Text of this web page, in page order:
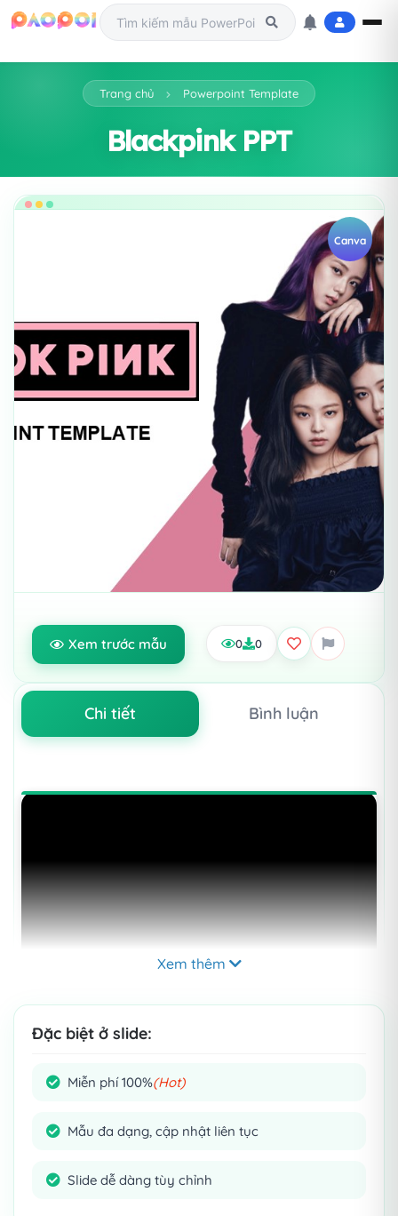
Trang chủ Powerpoint Template
Blackpink PPT
Xem trước mẫu 0 0
Chi tiết Bình luận
Mẹo:Click
THÔNG TIN
Blackpink là một nhóm nhạc nữ K-
Entertainment
Xem thêm
Đặc biệt ở slide:
Miễn phí 100%(Hot)
Mẫu đa dạng, cập nhật liên tục
Slide dễ dàng tùy chỉnh